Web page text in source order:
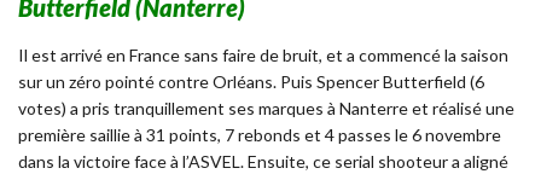
Butterfield (Nanterre)
Il est arrivé en France sans faire de bruit, et a commencé la saison
sur un zéro pointé contre Orléans. Puis Spencer Butterfield (6
votes) a pris tranquillement ses marques à Nanterre et réalisé une
première saillie à 31 points, 7 rebonds et 4 passes le 6 novembre
dans la victoire face à l’ASVEL. Ensuite, ce serial shooteur a aligné